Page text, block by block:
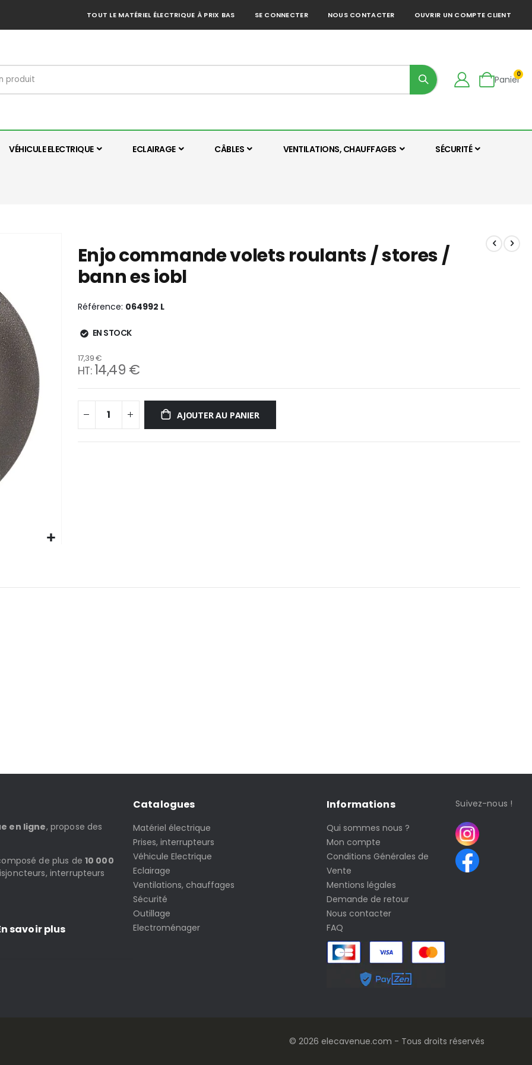
TOUT LE MATÉRIEL ÉLECTRIQUE À PRIX BAS SE CONNECTER NOUS CONTACTER OUVRIR UN COMPTE CLIENT
Panier
0
VÉHICULE ELECTRIQUE ECLAIRAGE CÂBLES VENTILATIONS, CHAUFFAGES SÉCURITÉ
Enjo commande volets roulants / stores /
bann es iobl
Référence 064992 L
EN STOCK
17,39 €
14,49 €
AJOUTER AU PANIER
en ligne, propose des
de plus de 10 000
interrupteurs
savoir plus
Catalogues
Matériel électrique
Prises, interrupteurs
Véhicule Electrique
Eclairage
Ventilations, chauffages
Sécurité
Outillage
Electroménager
Informations
Qui sommes nous ?
Mon compte
Conditions Générales de
Vente
Mentions légales
Demande de retour
Nous contacter
FAQ
Suivez-nous !
© 2026 elecavenue.com - Tous droits réservés